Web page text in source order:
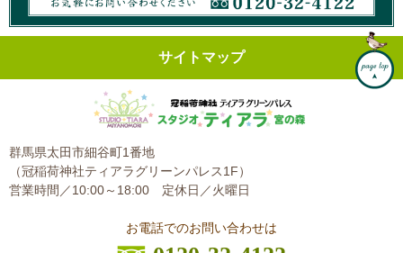
サイトマップ
群馬県太田市細谷町1番地
（冠稲荷神社ティアラグリーンパレス1F）
営業時間／10:00～18:00 定休日／火曜日
お電話でのお問い合わせは